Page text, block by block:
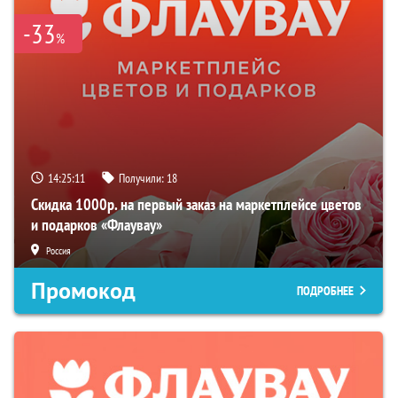
-33%
14:25:10 Получили: 18
Скидка 1000р. на первый заказ на маркетплейсе цветов
и подарков «Флаувау»
Россия
Промокод ПОДРОБНЕЕ